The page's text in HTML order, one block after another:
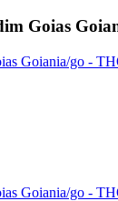
Goias
Goiania/go -
Goiania/go -